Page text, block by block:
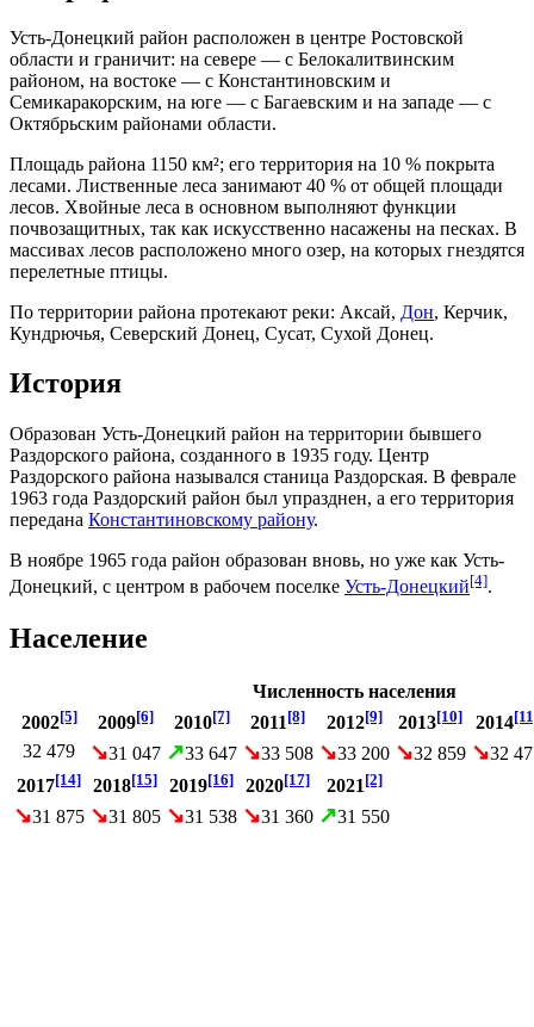
Усть-Донецкий район расположен в центре Ростовской
области и граничит: на севере — с Белокалитвинским
районом, на востоке — с Константиновским и
Семикаракорским, на юге — с Багаевским и на западе — с
Октябрьским районами области.
Площадь района 1150 км²; его территория на 10 % покрыта
лесами. Лиственные леса занимают 40 % от общей площади
лесов. Хвойные леса в основном выполняют функции
почвозащитных, так как искусственно насажены на песках. В
массивах лесов расположено много озер, на которых гнездятся
перелетные птицы.
По территории района протекают реки: Аксай, Дон, Керчик,
Кундрючья, Северский Донец, Сусат, Сухой Донец.
История
Образован Усть-Донецкий район на территории бывшего
Раздорского района, созданного в 1935 году. Центр
Раздорского района назывался станица Раздорская. В феврале
1963 года Раздорский район был упразднен, а его территория
передана Константиновскому району.
В ноябре 1965 года район образован вновь, но уже как Усть-
Донецкий, с центром в рабочем поселке Усть-Донецкий[4].
Население
Численность населения
2002[5] 2009[6] 2010[7] 2011[8] 2012[9] 2013[10] 2014
32 479 ↘31 047 ↗33 647 ↘33 508 ↘33 200 ↘32 859 ↘32
2017[14] 2018[15] 2019[16] 2020[17] 2021[2]
↘31 875 ↘31 805 ↘31 538 ↘31 360 ↗31 550